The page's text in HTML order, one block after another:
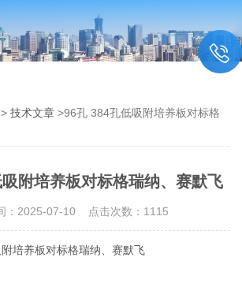
>技术文章 >96孔 384孔低吸附培养板对标格
附培养板对标格瑞纳、赛默飞
：2025-07-10 点击次数：1115
养板对标格瑞纳、赛默飞